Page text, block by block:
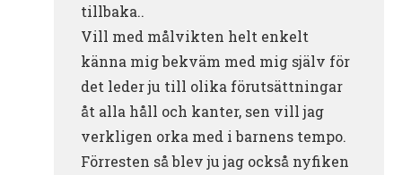
tillbaka..
Vill med målvikten helt enkelt
känna mig bekväm med mig själv för
det leder ju till olika förutsättningar
åt alla håll och kanter, sen vill jag
verkligen orka med i barnens tempo.
Förresten så blev ju jag också nyfiken